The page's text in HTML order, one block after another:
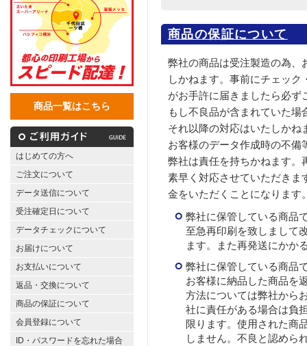
商品一覧はこちら
はじめての方へ
ご注文について
データ送信について
受注確定日について
データチェックについて
お届けについて
お支払いについて
返品・交換について
商品の保証について
会員登録について
ID・パスワードを忘れた場合
商品の保証について
弊社の商品は受注製造の為、
しかねます。事前にチェッ
がお手許に届きましたら必ず
もし不良品が含まれていた
それ以降の対応はいたしかね
お客様のデータ作成時の不備
弊社は責任を持ちかねます。
素早く対応させていただきま
金をいただくことになります
弊社に保管している商品
至急再印刷を致しまして
ます。また再発送にかか
弊社に保管している商品
お客様に納品した商品を
方法については弊社から
社に責任がある場合は負
限ります。使用された商
しません。不良と認めら